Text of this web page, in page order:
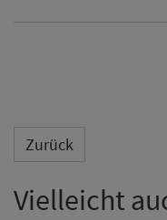
Zurück
Vielleicht